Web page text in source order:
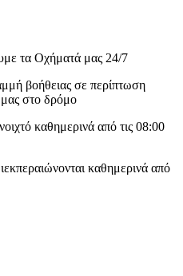
τα Οχήματά μας 24/7
βοήθειας σε περίπτωση
μας στο δρόμο
καθημερινά από τις 08:00
καθημερινά από